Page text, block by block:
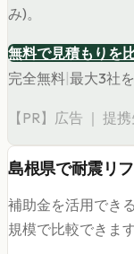
み)。
無料で見積もりを
完全無料 最大3社
【PR】広告 ｜ 提
島根県で耐震リ
補助金を活用でき
規模で比較できます